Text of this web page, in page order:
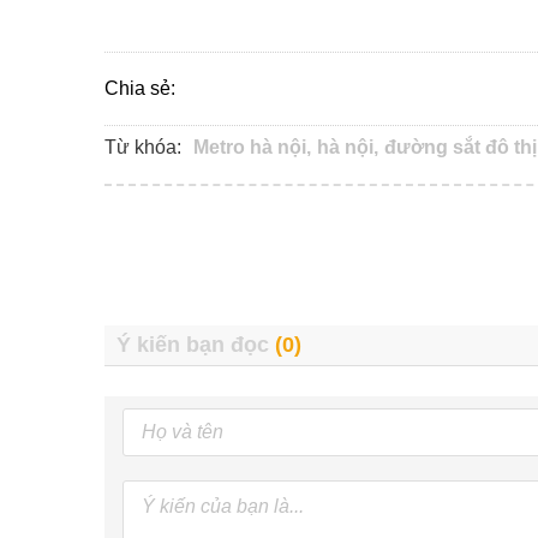
Chia sẻ:
Từ khóa: Metro hà nội, hà nội, đường sắt đô